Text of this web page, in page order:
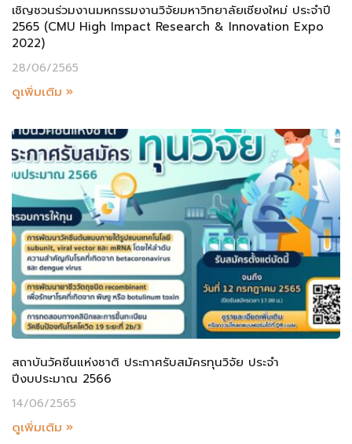
เชิญชวนร่วมงานมหกรรมงานวิจัยมหาวิทยาลัยเชียงใหม่ ประจำปี
2565 (CMU High Impact Research & Innovation Expo
2022)
28/06/2565
ดูเพิ่มเติม »
สถาบันวัคซีนแห่งชาติ ประกาศรับสมัครทุนวิจัย ประจำ
ปีงบประมาณ 2566
14/06/2565
ดูเพิ่มเติม »